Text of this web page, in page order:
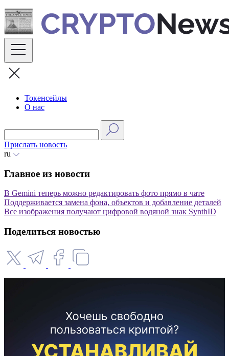
Skip
to
content
Токенсейлы
О нас
Прислать новость
ru
Главное из новости
В Gemini теперь можно редактировать фото прямо в чате
Поддерживается замена фона, объектов и добавление деталей
Все изображения получают цифровой водяной знак SynthID
Поделиться новостью